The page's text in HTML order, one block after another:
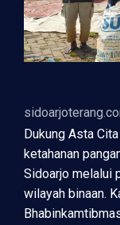
Dukung Asta
ketahanan
Sidoarjo melalui
wilayah binaan.